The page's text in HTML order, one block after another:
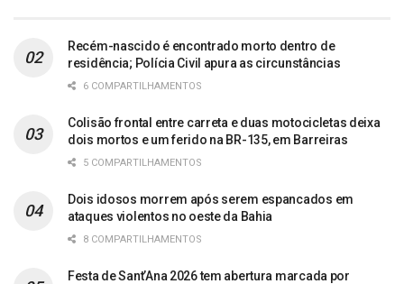
Recém-nascido é encontrado morto dentro de
residência; Polícia Civil apura as circunstâncias
6 COMPARTILHAMENTOS
Colisão frontal entre carreta e duas motocicletas deixa
dois mortos e um ferido na BR-135, em Barreiras
5 COMPARTILHAMENTOS
Dois idosos morrem após serem espancados em
ataques violentos no oeste da Bahia
8 COMPARTILHAMENTOS
Festa de Sant’Ana 2026 tem abertura marcada por